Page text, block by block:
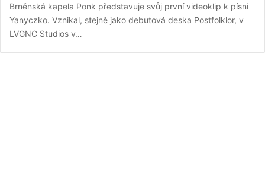
Brněnská kapela Ponk představuje svůj první videoklip k písni
Yanyczko. Vznikal, stejně jako debutová deska Postfolklor, v
LVGNC Studios v…